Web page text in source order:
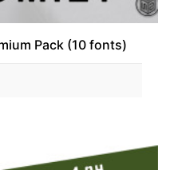
Pack (10 fonts)